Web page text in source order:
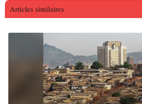
Articles similaires